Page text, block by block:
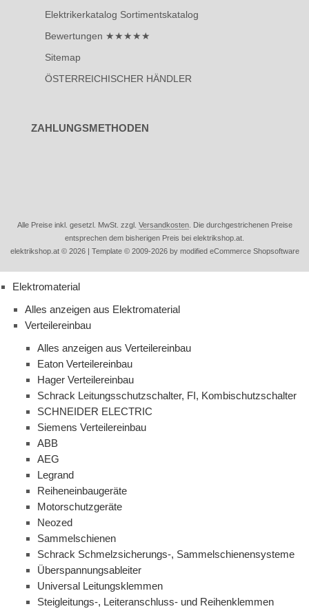
Elektrikerkatalog Sortimentskatalog
Bewertungen ★★★★★
Sitemap
ÖSTERREICHISCHER HÄNDLER
ZAHLUNGSMETHODEN
Alle Preise inkl. gesetzl. MwSt. zzgl. Versandkosten. Die durchgestrichenen Preise
entsprechen dem bisherigen Preis bei elektrikshop.at.
elektrikshop.at © 2026 | Template © 2009-2026 by modified eCommerce Shopsoftware
Elektromaterial
Alles anzeigen aus Elektromaterial
Verteilereinbau
Alles anzeigen aus Verteilereinbau
Eaton Verteilereinbau
Hager Verteilereinbau
Schrack Leitungsschutzschalter, FI, Kombischutzschalter
SCHNEIDER ELECTRIC
Siemens Verteilereinbau
ABB
AEG
Legrand
Reiheneinbaugeräte
Motorschutzgeräte
Neozed
Sammelschienen
Schrack Schmelzsicherungs-, Sammelschienensysteme
Überspannungsableiter
Universal Leitungsklemmen
Steigleitungs-, Leiteranschluss- und Reihenklemmen